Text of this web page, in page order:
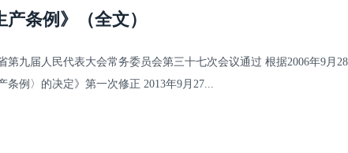
产条例》（全文）
省第九届人民代表大会常务委员会第三十七次会议通过 根据2006年9
条例〉的决定》第一次修正 2013年9月27...